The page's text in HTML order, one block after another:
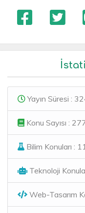
Yayın Süresi :
Konu Sayısı :
Bilim Konuları :
Teknoloji
Web-Tasarım